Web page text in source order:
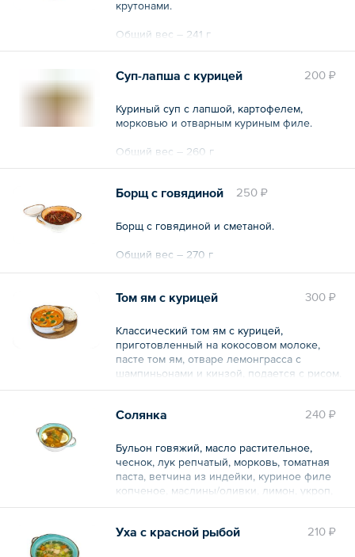
крутонами.
Общий вес – 241 г
200 ₽
Суп-лапша с курицей
Куриный суп с лапшой, картофелем,
морковью и отварным куриным филе.
Общий вес – 260 г
250 ₽
Борщ с говядиной
Борщ с говядиной и сметаной.
Общий вес – 270 г
300 ₽
Том ям с курицей
Классический том ям с курицей,
приготовленный на кокосовом молоке,
пасте том ям, отваре лемонграсса с
шампиньонами и кинзой, подается с рисом.
240 ₽
Солянка
Бульон говяжий, масло растительное,
чеснок, лук репчатый, морковь, томатная
паста, ветчина из индейки, куриное филе
копченое, маслины/оливки, лимон, укроп,
сметана.
Общий вес – 243 г 210 ₽
Уха с красной рыбой